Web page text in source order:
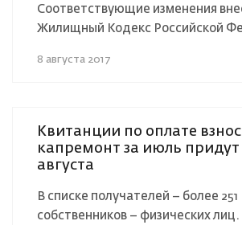
Соответствующие изменения
Жилищный Кодекс Российской
8 августа 2017
Квитанции по оплате
капремонт за июль придут
августа
В списке получателей – более 251
собственников – физических лиц.